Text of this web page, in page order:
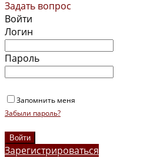
Задать вопрос
Войти
Логин
Пароль
Запомнить меня
Забыли пароль?
Зарегистрироваться